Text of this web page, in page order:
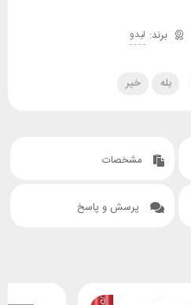
لیدو
بله خیر
مشخصات
پرسش و پاسخ